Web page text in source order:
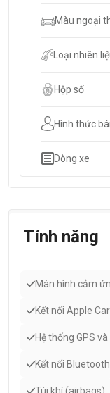
Màu ngoại
Loại nhiên
Hộp số
Hình thức
Dòng xe
Tính năng
Màn hình cảm
Kết nối Apple
Hệ thống GPS
Kết nối
Túi khí (airbags)